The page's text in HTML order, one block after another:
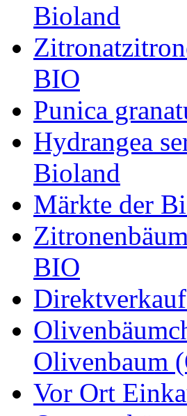
Bioland
BIO
Punica
Hydrangea
Bioland
Märkte der
BIO
Olivenbaum
Vor Ort